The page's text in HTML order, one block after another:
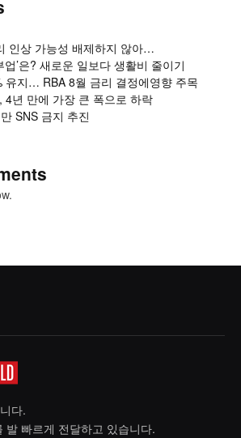
인상 가능성 배제하지 않아…
업’은? 새로운 일보다 생활비 줄이기
유지… RBA 8월 금리 결정에영향 주목
4년 만에 가장 큰 폭으로 하락
SNS 금지 추진
다.
발 빠르게 전달하고 있습니다.